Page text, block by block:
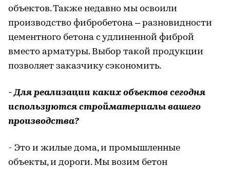
объектов. Также недавно мы освоили
производство фибробетона – разновидности
цементного бетона с удлиненной фиброй
вместо арматуры. Выбор такой продукции
позволяет заказчику сэкономить.
- Для реализации каких объектов сегодня
используются стройматериалы вашего
производства?
- Это и жилые дома, и промышленные
объекты, и дороги. Мы возим бетон